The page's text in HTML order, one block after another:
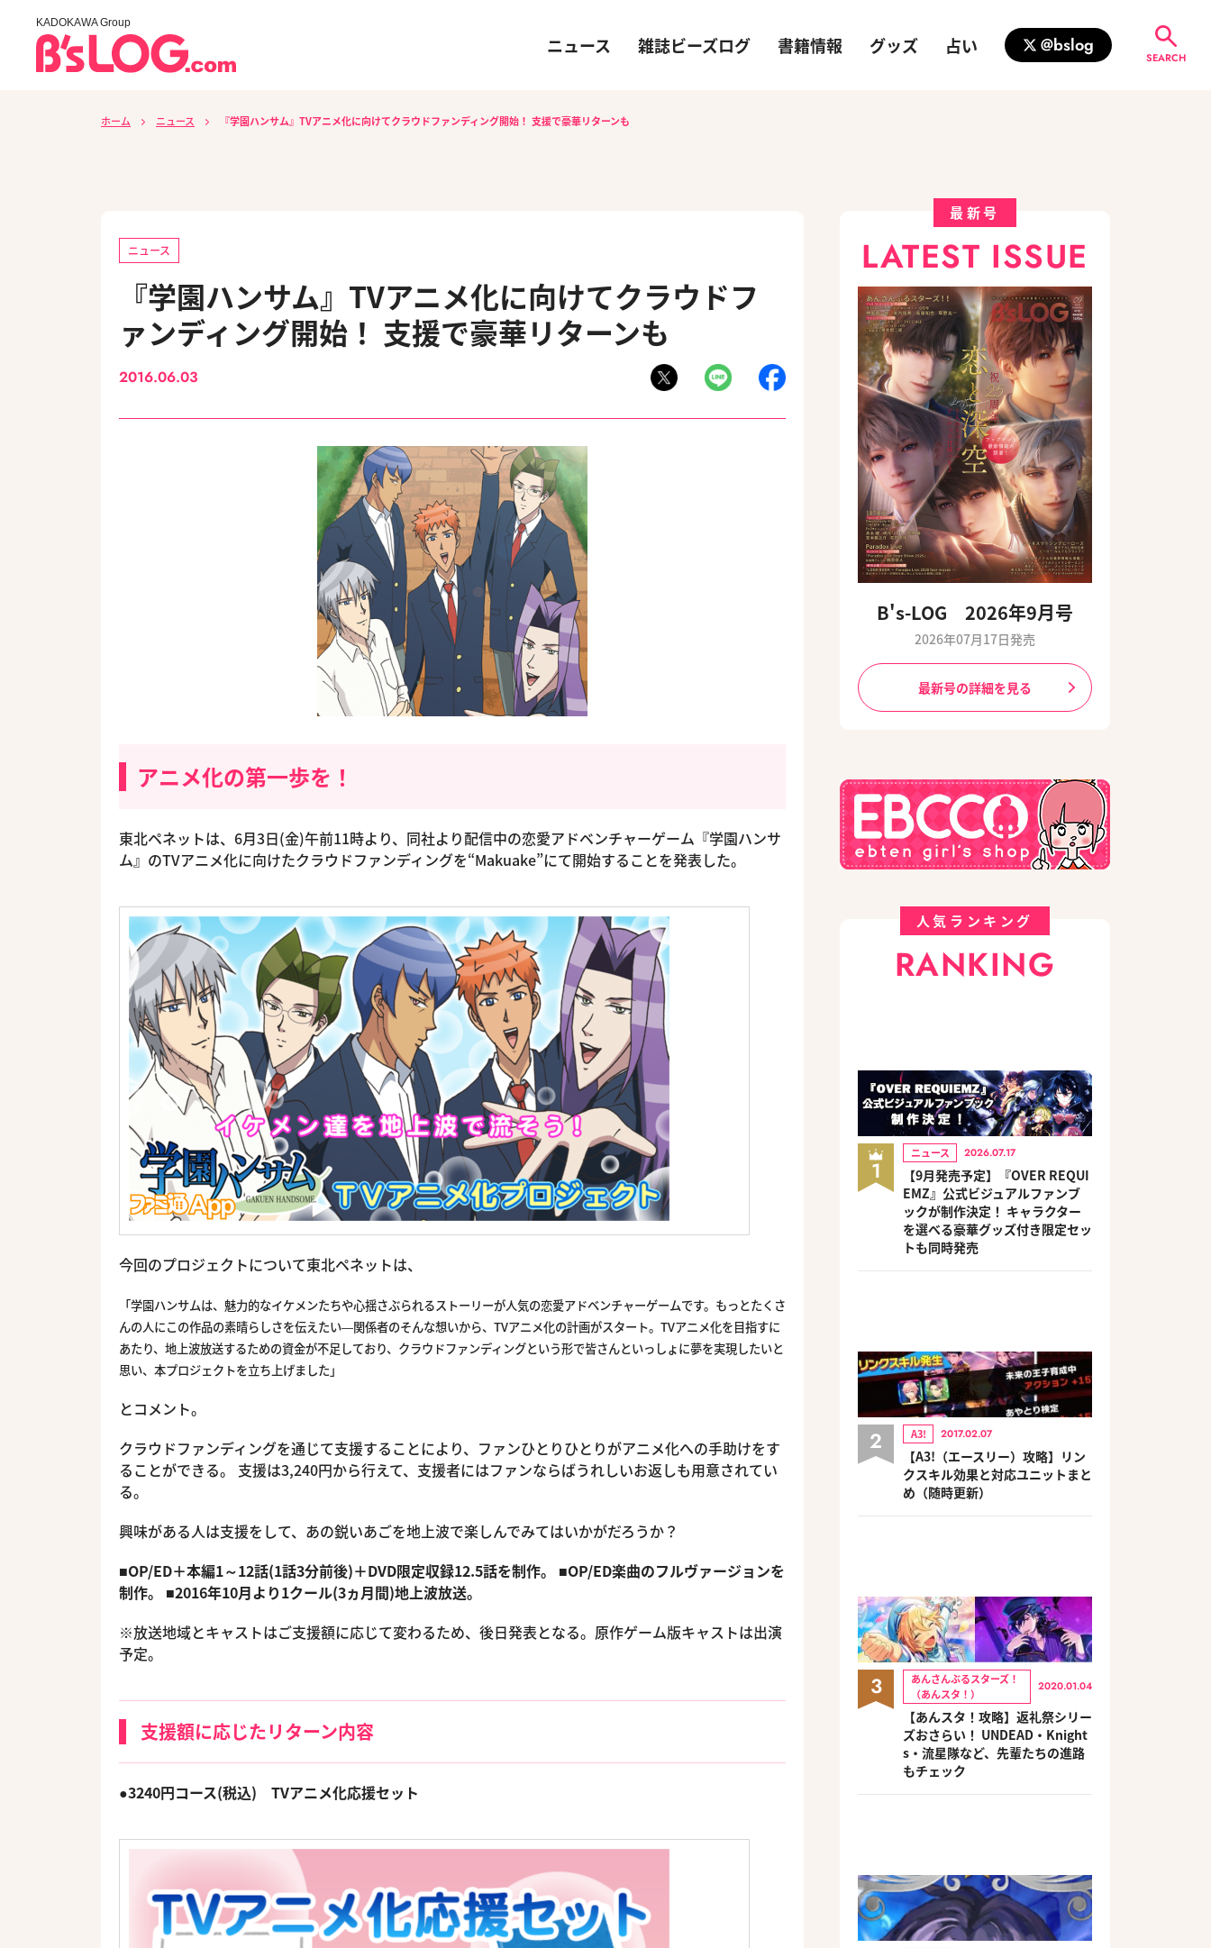
KADOKAWA Group
ニュース 雑誌ビーズログ 書籍情報 グッズ 占い @bslog
SEARCH
ホーム ニュース 『学園ハンサム』TVアニメ化に向けてクラウドファンディング開始！ 支援で豪華リターンも
ニュース
『学園ハンサム』TVアニメ化に向けてクラウドフ
ァンディング開始！ 支援で豪華リターンも
2016.06.03
アニメ化の第一歩を！
東北ペネットは、6月3日(金)午前11時より、同社より配信中の恋愛アドベンチャーゲーム『学園ハンサ
ム』のTVアニメ化に向けたクラウドファンディングを“Makuake”にて開始することを発表した。
今回のプロジェクトについて東北ペネットは、
「学園ハンサムは、魅力的なイケメンたちや心揺さぶられるストーリーが人気の恋愛アドベンチャーゲームです。 もっとたくさ
んの人にこの作品の素晴らしさを伝えたい―関係者のそんな想いから、TVアニメ化の計画がスタート。TVアニメ化を目指すに
あたり、地上波放送するための資金が不足しており、クラウドファンディングという形で皆さんといっしょに夢を実現したいと
思い、本プロジェクトを立ち上げました」
とコメント。
クラウドファンディングを通じて支援することにより、ファンひとりひとりがアニメ化への手助けをす
ることができる。 支援は3,240円から行えて、支援者にはファンならばうれしいお返しも用意されてい
る。
興味がある人は支援をして、あの鋭いあごを地上波で楽しんでみてはいかがだろうか？
■OP/ED＋本編1～12話(1話3分前後)＋DVD限定収録12.5話を制作。
■OP/ED楽曲のフルヴァージョンを
制作。
■2016年10月より1クール(3ヵ月間)地上波放送。
※放送地域とキャストはご支援額に応じて変わるため、後日発表となる。原作ゲーム版キャストは出演
予定。
支援額に応じたリターン内容
●3240円コース(税込) TVアニメ化応援セット
最新号
LATEST ISSUE
B's-LOG 2026年9月号
2026年07月17日発売
最新号の詳細を見る
人気ランキング
RANKING
1
ニュース 2026.07.17
【9月発売予定】『OVER REQUI
EMZ』公式ビジュアルファンブ
ックが制作決定！ キャラクター
を選べる豪華グッズ付き限定セッ
トも同時発売
2 A3! 2017.02.07
【A3!（エースリー）攻略】リン
クスキル効果と対応ユニットまと
め（随時更新）
3
あんさんぶるスターズ！
（あんスタ！）
2020.01.04
【あんスタ！攻略】返礼祭シリー
ズおさらい！ UNDEAD・Knight
s・流星隊など、先輩たちの進路
もチェック